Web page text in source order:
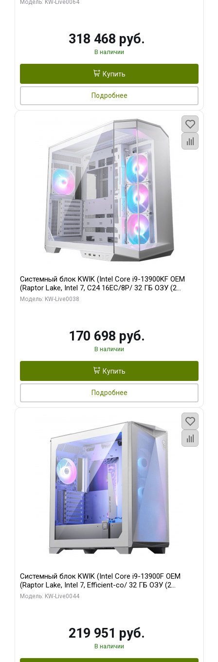
Модель: KW-Live0064
318 468 руб.
В наличии
Купить
Подробнее
Системный блок KWIK (Intel Core i9-13900KF OEM
(Raptor Lake, Intel 7, C24 16EC/8P/ 32 ГБ ОЗУ (2
модуля)/ Gigabyte RX9070XT GAMING OC 16GB GDDR6
Модель: KW-Live0038
170 698 руб.
В наличии
Купить
Подробнее
Системный блок KWIK (Intel Core i9-13900F OEM
(Raptor Lake, Intel 7, Efficient-co/ 32 ГБ ОЗУ (2
модуля)/ Gigabyte RTX5070Ti AERO OC 16GB GDDR7
Модель: KW-Live0044
219 951 руб.
В наличии